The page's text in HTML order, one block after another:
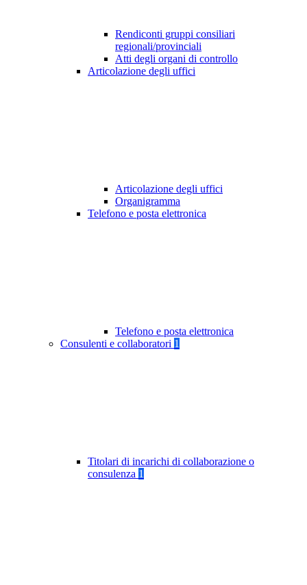
Rendiconti gruppi consiliari
regionali/provinciali
Atti degli organi di controllo
Articolazione degli uffici
Articolazione degli uffici
Organigramma
Telefono e posta elettronica
Telefono e posta elettronica
Consulenti e collaboratori 1
Titolari di incarichi di collaborazione o
consulenza 1